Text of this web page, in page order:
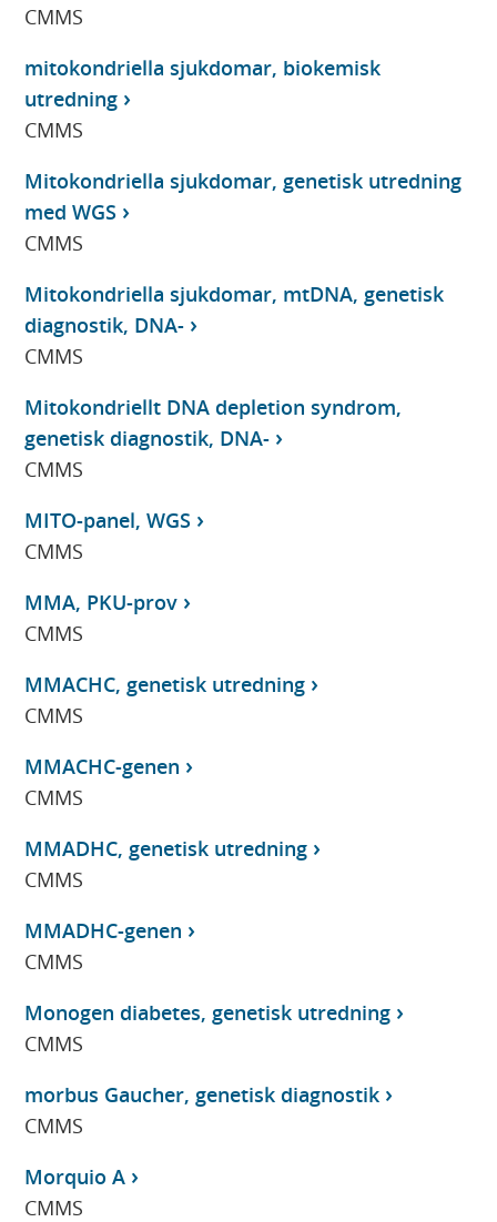
CMMS
mitokondriella sjukdomar, biokemisk
utredning
CMMS
Mitokondriella sjukdomar, genetisk utredning
med WGS
CMMS
Mitokondriella sjukdomar, mtDNA, genetisk
diagnostik, DNA-
CMMS
Mitokondriellt DNA depletion syndrom,
genetisk diagnostik, DNA-
CMMS
MITO-panel, WGS
CMMS
MMA, PKU-prov
CMMS
MMACHC, genetisk utredning
CMMS
MMACHC-genen
CMMS
MMADHC, genetisk utredning
CMMS
MMADHC-genen
CMMS
Monogen diabetes, genetisk utredning
CMMS
morbus Gaucher, genetisk diagnostik
CMMS
Morquio A
CMMS